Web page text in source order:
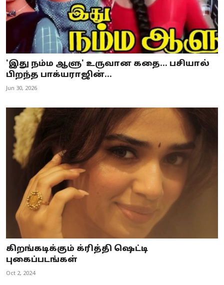
'இது நம்ம ஆளு' உருவான கதை... பசியால்
பிறந்த பாக்யராஜின்...
Jun 30, 2026
கிறங்கடிக்கும் க்ரித்தி ஷெட்டி
புகைப்படங்கள்
Oct 2, 2024